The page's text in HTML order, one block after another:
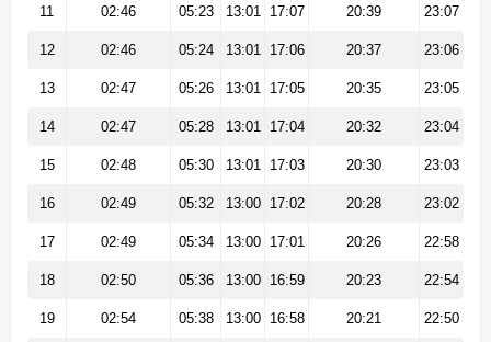
11 02:46 05:23 13:01 17:07 20:39 23:07
12 02:46 05:24 13:01 17:06 20:37 23:06
13 02:47 05:26 13:01 17:05 20:35 23:05
14 02:47 05:28 13:01 17:04 20:32 23:04
15 02:48 05:30 13:01 17:03 20:30 23:03
16 02:49 05:32 13:00 17:02 20:28 23:02
17 02:49 05:34 13:00 17:01 20:26 22:58
18 02:50 05:36 13:00 16:59 20:23 22:54
19 02:54 05:38 13:00 16:58 20:21 22:50